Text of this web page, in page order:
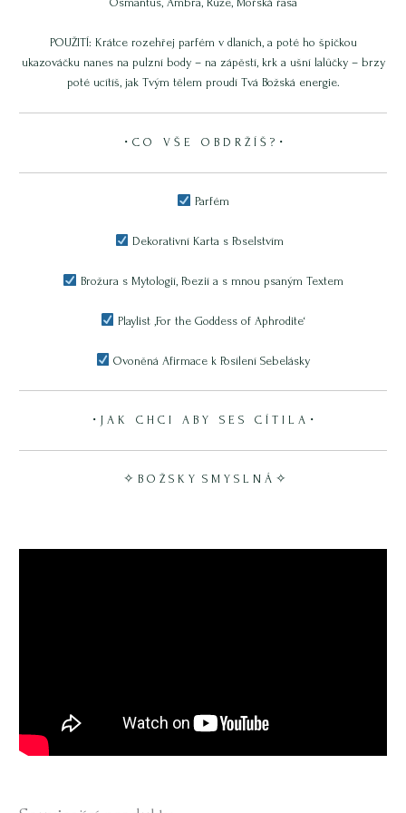
POUŽITÍ: Krátce rozehřej parfém v dlaních, a poté ho špičkou
ukazováčku nanes na pulzní body – na zápěstí, krk a ušní lalůčky – brzy
poté ucítíš, jak Tvým tělem proudí Tvá Božská energie.
・C O V Š E O B D R Ž Í Š ?・
Parfém
Dekorativní Karta s Poselstvím
Brožura s Mytologií, Poezií a s mnou psaným Textem
Playlist ,For the Goddess of Aphrodite‘
Ovoněná Afirmace k Posílení Sebelásky
・J A K C H C I A B Y S E S C Í T I L A・
✧ B O Ž S K Y S M Y S L N Á ✧